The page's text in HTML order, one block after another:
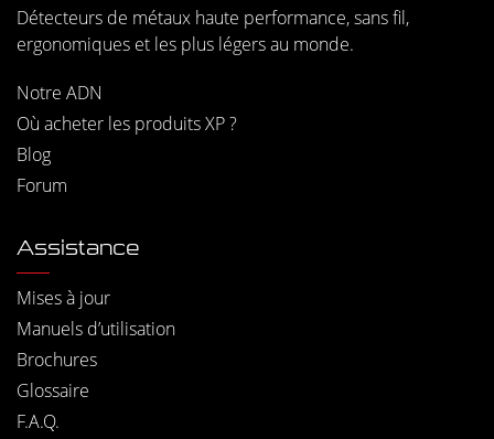
Détecteurs de métaux haute performance, sans fil,
ergonomiques et les plus légers au monde.
Notre ADN
Où acheter les produits XP ?
Blog
Forum
Assistance
Mises à jour
Manuels d’utilisation
Brochures
Glossaire
F.A.Q.